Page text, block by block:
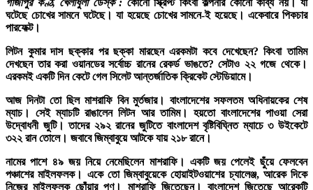
ঘটেছে চোখের সামনে ঘটেছে। যা হয়েছে চোখের সামনে-ই হয়েছে। একেবারে পিকচার
পারফেক্ট।
লিটন কুমার দাস ছক্কার পর ছক্কা মারছেন এরকমটা কবে দেখেছেন? কিংবা তামিম
দেখছেন তার করা ওয়ানডের সর্বোচ্চ রানের রেকর্ড ভাঙতে? সেটাও ২২ গজে থেকে।
এরকমই একটি দিন কেটে গেল সিলেট আন্তর্জাতিক ক্রিকেট স্টেডিয়ামে।
আজ দিনটা তো ছিল মাশরাফি বিন মুর্তজার। বাংলাদেশের সফলতম অধিনায়কের শেষ
ম্যাচ। সেই ম্যাচটি রাঙালেন লিটন আর তামিম। হয়তো বাংলাদেশের পাওয়া সেরা
উদ্বোধনী জুটি। তাদের ২৯২ রানের জুটিতে বাংলাদেশ বৃষ্টিবিঘ্নিত ম্যাচে ৩ উইকেটে
৩২২ রান তোলে। জবাবে জিম্বাবুয়ে আটকে যায় ২১৮ রানে।
নামের পাশে ৪৯ জয় নিয়ে নেমেছিলেন মাশরাফি। একটি জয় পেলেই ছুঁয়ে ফেলবেন
পঞ্চাশের মাইলফলক। একে তো জিম্বাবুয়েকে হোয়াইটওয়াশের চ্যালেঞ্জ, আরেক দিকে
নিজের মাইলফলক ছোঁয়ার পণ। মাশরাফি জিতেছেন। বাংলাদেশ জিতেছে আরেকটি